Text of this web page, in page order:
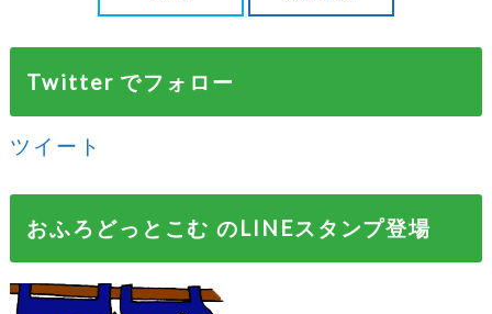
Twitter でフォロー
ツイート
おふろどっとこむ のLINEスタンプ登場